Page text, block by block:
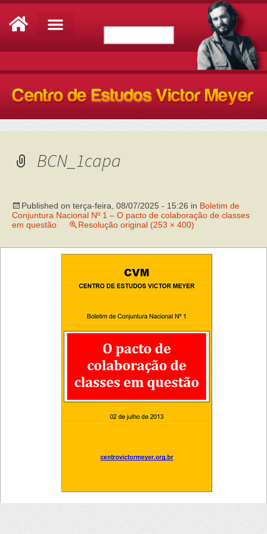
BCN_1capa
Published on terça-feira, 08/07/2025 - 15:26 in Boletim de
Conjuntura Nacional Nº 1 – O pacto de colaboração de classes
em questão
Resolução original (253 × 400)